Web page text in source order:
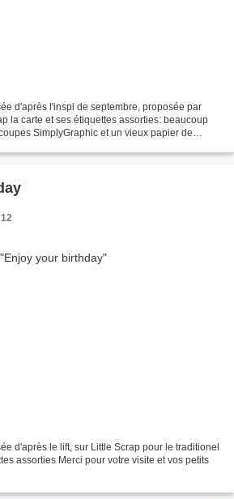
d'après l'inspi de septembre, proposée par
la carte et ses étiquettes assorties: beaucoup
SimplyGraphic et un vieux papier de
d'après le lift, sur Little Scrap pour le traditionel
assorties Merci pour votre visite et vos petits